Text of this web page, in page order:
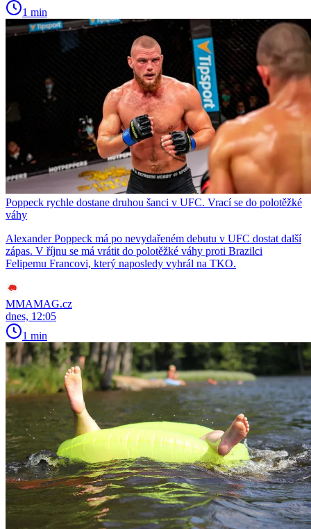
1 min
Poppeck rychle dostane druhou šanci v UFC. Vrací se do polotěžké
váhy
Alexander Poppeck má po nevydařeném debutu v UFC dostat další
zápas. V říjnu se má vrátit do polotěžké váhy proti Brazilci
Felipemu Francovi, který naposledy vyhrál na TKO.
MMAMAG.cz
dnes, 12:05
1 min